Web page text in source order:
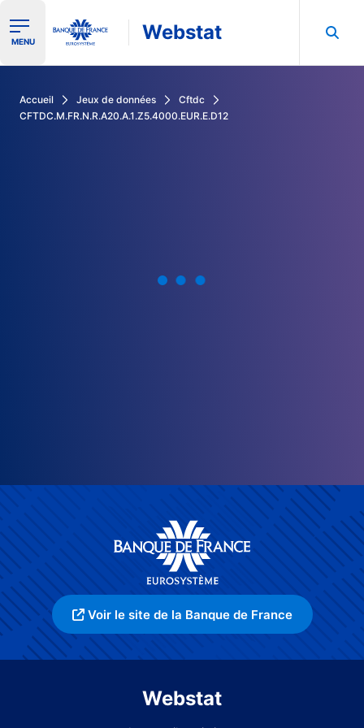
Ouvrir le menu de navigation
MENU Webstat
Accueil Jeux de données
Cftdc
CFTDC.M.FR.N.R.A20.A.1.Z5.4000.EUR.E.D12
Voir le site de la Banque de France
Webstat